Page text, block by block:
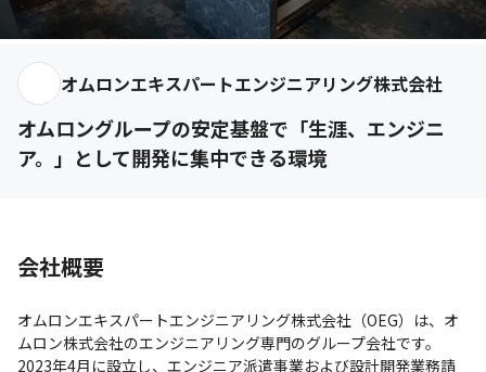
オムロンエキスパートエンジニアリング株式会社
オムロングループの安定基盤で「生涯、エンジニ
ア。」として開発に集中できる環境
会社概要
オムロンエキスパートエンジニアリング株式会社（OEG）は、オ
ムロン株式会社のエンジニアリング専門のグループ会社です。
2023年4月に設立し、エンジニア派遣事業および設計開発業務請